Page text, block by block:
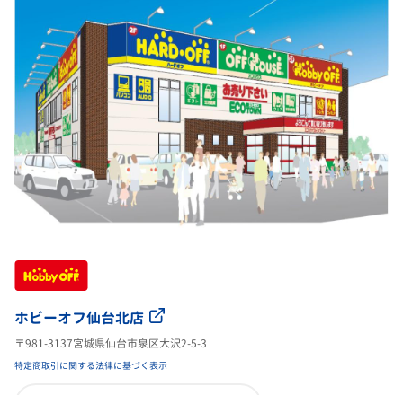
ホビーオフ仙台北店
〒981-3137宮城県仙台市泉区大沢2-5-3
特定商取引に関する法律に基づく表示